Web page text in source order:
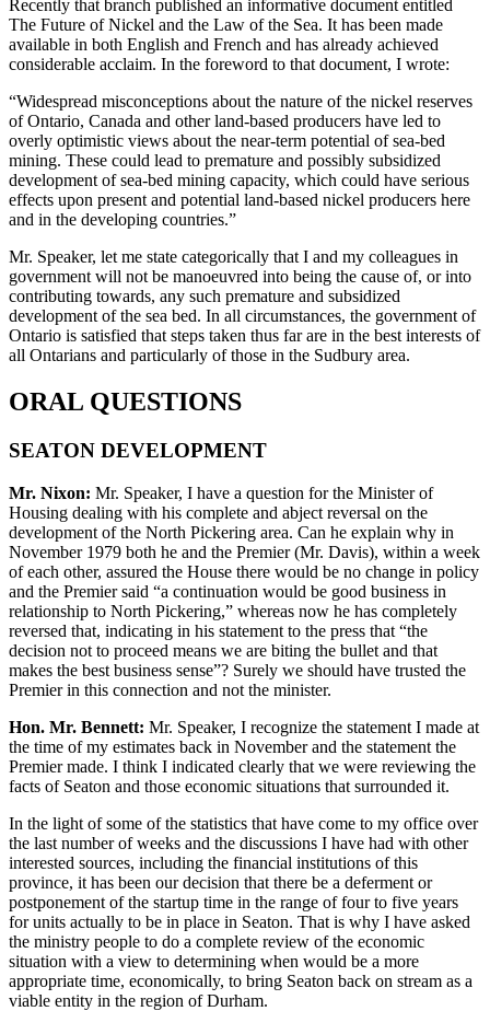
Recently that branch published an informative document entitled
The Future of Nickel and the Law of the Sea. It has been made
available in both English and French and has already achieved
considerable acclaim. In the foreword to that document, I wrote:
“Widespread misconceptions about the nature of the nickel reserves
of Ontario, Canada and other land-based producers have led to
overly optimistic views about the near-term potential of sea-bed
mining. These could lead to premature and possibly subsidized
development of sea-bed mining capacity, which could have serious
effects upon present and potential land-based nickel producers here
and in the developing countries.”
Mr. Speaker, let me state categorically that I and my colleagues in
government will not be manoeuvred into being the cause of, or into
contributing towards, any such premature and subsidized
development of the sea bed. In all circumstances, the government of
Ontario is satisfied that steps taken thus far are in the best interests of
all Ontarians and particularly of those in the Sudbury area.
ORAL QUESTIONS
SEATON DEVELOPMENT
Mr. Nixon: Mr. Speaker, I have a question for the Minister of
Housing dealing with his complete and abject reversal on the
development of the North Pickering area. Can he explain why in
November 1979 both he and the Premier (Mr. Davis), within a week
of each other, assured the House there would be no change in policy
and the Premier said “a continuation would be good business in
relationship to North Pickering,” whereas now he has completely
reversed that, indicating in his statement to the press that “the
decision not to proceed means we are biting the bullet and that
makes the best business sense”? Surely we should have trusted the
Premier in this connection and not the minister.
Hon. Mr. Bennett: Mr. Speaker, I recognize the statement I made at
the time of my estimates back in November and the statement the
Premier made. I think I indicated clearly that we were reviewing the
facts of Seaton and those economic situations that surrounded it.
In the light of some of the statistics that have come to my office over
the last number of weeks and the discussions I have had with other
interested sources, including the financial institutions of this
province, it has been our decision that there be a deferment or
postponement of the startup time in the range of four to five years
for units actually to be in place in Seaton. That is why I have asked
the ministry people to do a complete review of the economic
situation with a view to determining when would be a more
appropriate time, economically, to bring Seaton back on stream as a
viable entity in the region of Durham.